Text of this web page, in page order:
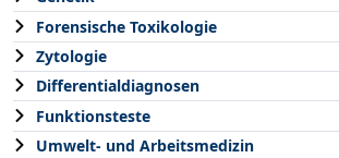
Forensische Toxikologie
Zytologie
Differentialdiagnosen
Funktionsteste
Umwelt- und Arbeitsmedizin